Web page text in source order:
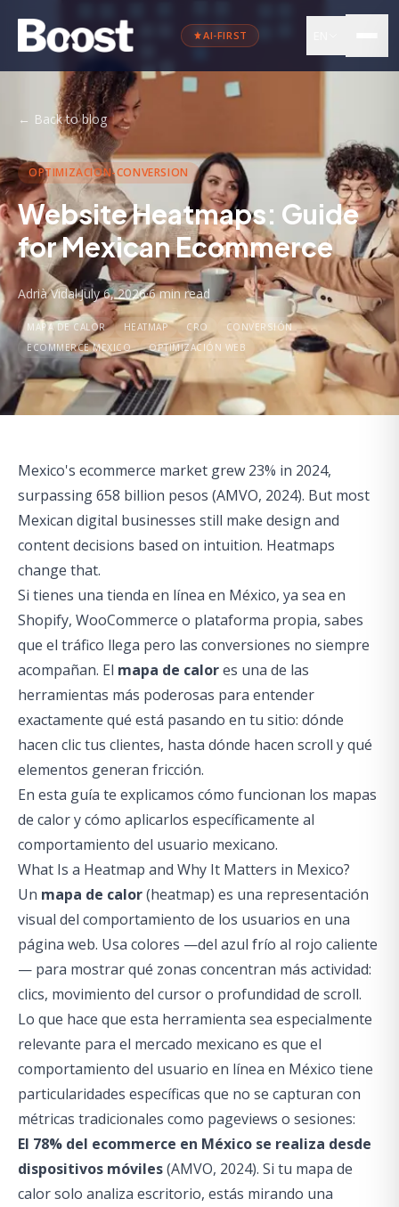
AI-FIRST
← Back to blog
OPTIMIZACION-CONVERSION
Website Heatmaps: Guide
for Mexican Ecommerce
Adrià Vidal·July 6, 2026·6 min read
MAPA DE CALOR HEATMAP CRO
CONVERSIÓN
ECOMMERCE MEXICO
OPTIMIZACIÓN WEB
Mexico's ecommerce market grew 23% in 2024,
surpassing 658 billion pesos (AMVO, 2024). But most
Mexican digital businesses still make design and
content decisions based on intuition. Heatmaps
change that.
Si tienes una tienda en línea en México, ya sea en
Shopify, WooCommerce o plataforma propia, sabes
que el tráfico llega pero las conversiones no siempre
acompañan. El mapa de calores una de las
herramientas más poderosas para entender
exactamente qué está pasando en tu sitio: dónde
hacen clic tus clientes, hasta dónde hacen scroll y qué
elementos generan fricción.
En esta guía te explicamos cómo funcionan los mapas
de calor y cómo aplicarlos específicamente al
comportamiento del usuario mexicano.
What Is a Heatmap and Why It Matters in Mexico?
Un mapa de calor(heatmap) es una representación
visual del comportamiento de los usuarios en una
página web. Usa colores —del azul frío al rojo caliente
— para mostrar qué zonas concentran más actividad:
clics, movimiento del cursor o profundidad de scroll.
Lo que hace que esta herramienta sea especialmente
relevante para el mercado mexicano es que el
comportamiento del usuario en línea en México tiene
particularidades específicas que no se capturan con
métricas tradicionales como pageviews o sesiones:
El 78% del ecommerce en México se realiza desde
dispositivos móviles(AMVO, 2024). Si tu mapa de
calor solo analiza escritorio, estás mirando una